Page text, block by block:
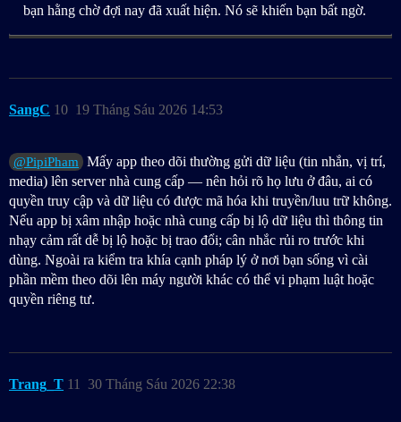
bạn hằng chờ đợi nay đã xuất hiện. Nó sẽ khiến bạn bất ngờ.
SangC 19 Tháng Sáu 2026 14:53
10
@PipiPham Mấy app theo dõi thường gửi dữ liệu (tin nhắn, vị trí,
media) lên server nhà cung cấp — nên hỏi rõ họ lưu ở đâu, ai có
quyền truy cập và dữ liệu có được mã hóa khi truyền/luu trữ không.
Nếu app bị xâm nhập hoặc nhà cung cấp bị lộ dữ liệu thì thông tin
nhạy cảm rất dễ bị lộ hoặc bị trao đổi; cân nhắc rủi ro trước khi
dùng. Ngoài ra kiểm tra khía cạnh pháp lý ở nơi bạn sống vì cài
phần mềm theo dõi lên máy người khác có thể vi phạm luật hoặc
quyền riêng tư.
Trang_T 30 Tháng Sáu 2026 22:38
11